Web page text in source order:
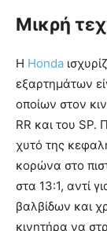
Μικρή
Η Honda
εξαρτημάτων
οποίων στον
RR και του SP.
χυτό της
κορώνα στο
στα 13:1, αντί
βαλβίδων και
κινητήρα να